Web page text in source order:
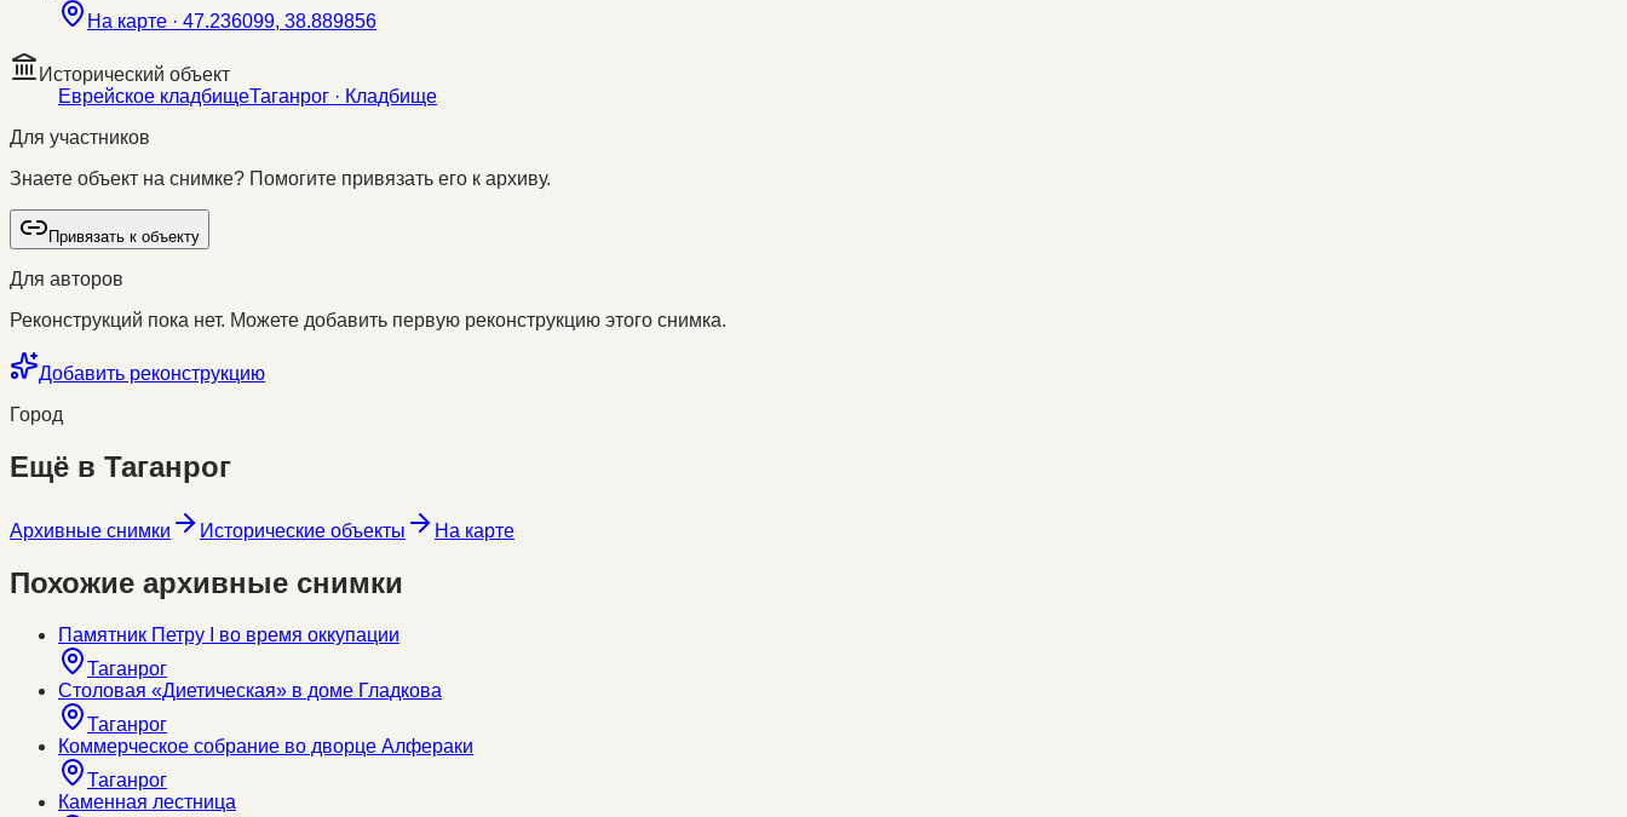
На карте · 47.236099, 38.889856
Исторический объект
Еврейское кладбищеТаганрог · Кладбище
Для участников
Знаете объект на снимке? Помогите привязать его к архиву.
Привязать к объекту
Для авторов
Реконструкций пока нет. Можете добавить первую реконструкцию этого снимка.
Добавить реконструкцию
Город
Ещё в Таганрог
Архивные снимки Исторические объекты На карте
Похожие архивные снимки
Памятник Петру I во время оккупации
Таганрог
Столовая «Диетическая» в доме Гладкова
Таганрог
Коммерческое собрание во дворце Алфераки
Таганрог
Каменная лестница